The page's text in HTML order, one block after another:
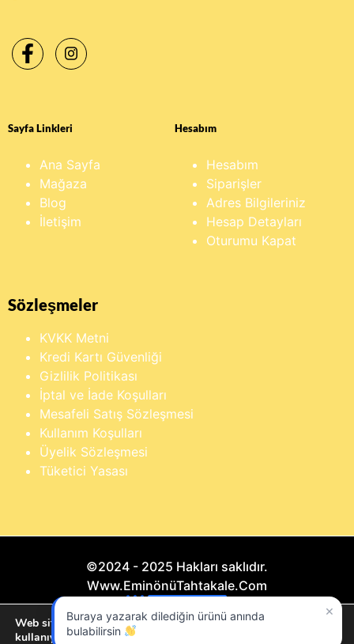
Sayfa Linkleri
Ana Sayfa
Mağaza
Blog
İletişim
Hesabım
Hesabım
Siparişler
Adres Bilgileriniz
Hesap Detayları
Oturumu Kapat
Sözleşmeler
KVKK Metni
Kredi Kartı Güvenliği
Gizlilik Politikası
İptal ve İade Koşulları
Mesafeli Satış Sözleşmesi
Kullanım Koşulları
Üyelik Sözleşmesi
Tüketici Yasası
©2024 - 2025 Hakları saklıdır.
Www.EminönüTahtakale.Com
Bu website "Sosyal Megapixel" projesidir.
×
Buraya yazarak dilediğin ürünü anında
bulabilirsin
Web sitemizde size en iyi deneyimi sunmak için çerezleri
kullanıyoruz.